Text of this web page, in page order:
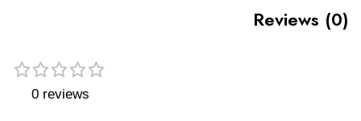
Reviews (0)
0 reviews